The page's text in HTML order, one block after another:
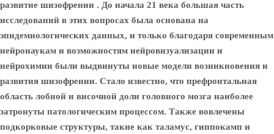
развитие шизофрении . До начала 21 века большая часть
исследований в этих вопросах была основана на
эпидемиологических данных, и только благодаря современным
нейронаукам и возможностям нейровизуализации и
нейрохимии были выдвинуты новые модели возникновения и
развития шизофрении. Стало известно, что префронтальная
область лобной и височной доли головного мозга наиболее
затронуты патологическим процессом. Также вовлечены
подкорковые структуры, такие как таламус, гиппокамп и